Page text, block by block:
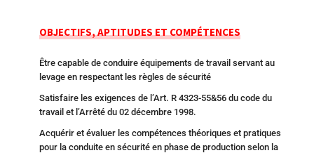
OBJECTIFS, APTITUDES ET COMPÉTENCES
Être capable de conduire équipements de travail servant au
levage en respectant les règles de sécurité
Satisfaire les exigences de l’Art. R 4323-55&56 du code du
travail et l’Arrêté du 02 décembre 1998.
Acquérir et évaluer les compétences théoriques et pratiques
pour la conduite en sécurité en phase de production selon la